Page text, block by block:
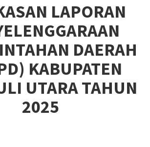
LAPORAN
DAERAH
KABUPATEN
UTARA TAHUN
2025